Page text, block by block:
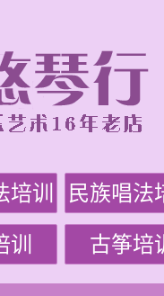
训 民族唱法
古筝培